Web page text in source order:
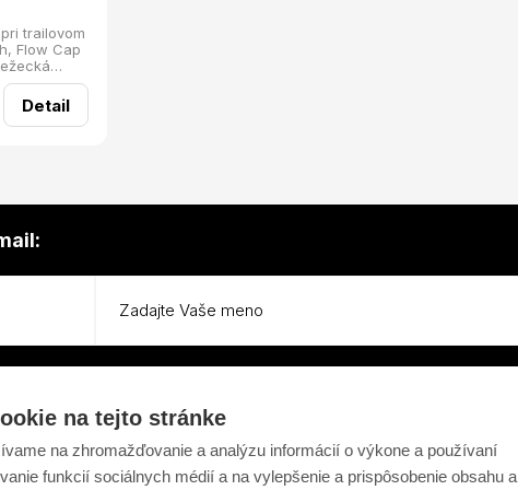
trailovom
Flow Cap
aby
Detail
Dostupnosť tovaru
Tabuľka veľkostí
na tejto stránke
na zhromažďovanie a analýzu informácií o výkone a používaní
funkcií sociálnych médií a na vylepšenie a prispôsobenie obsahu a